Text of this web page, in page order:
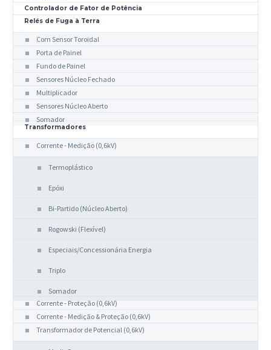
Controlador de Fator de Potência
Relés de Fuga à Terra
Com Sensor Toroidal
Porta de Painel
Fundo de Painel
Sensores Núcleo Fechado
Multiplicador
Sensores Núcleo Aberto
Somador
Transformadores
Corrente - Medição (0,6kV)
Termoplástico
Epóxi
Bi-Partido (Núcleo Aberto)
Rogowski (Flexível)
Especiais/Concessionária Energia
Triplo
Somador
Corrente - Proteção (0,6kV)
Corrente - Medição & Proteção (0,6kV)
Transformador de Potencial (0,6kV)